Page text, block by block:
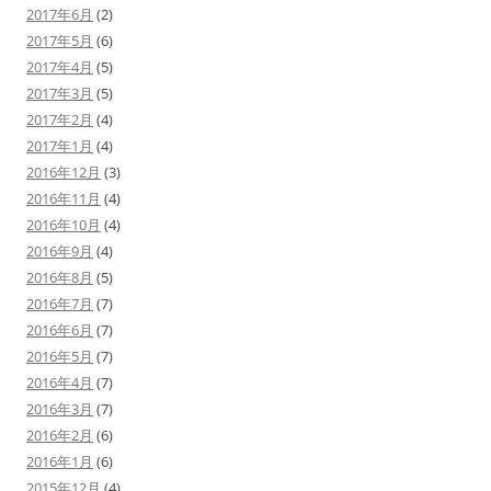
2017年6月 (2)
2017年5月 (6)
2017年4月 (5)
2017年3月 (5)
2017年2月 (4)
2017年1月 (4)
2016年12月 (3)
2016年11月 (4)
2016年10月 (4)
2016年9月 (4)
2016年8月 (5)
2016年7月 (7)
2016年6月 (7)
2016年5月 (7)
2016年4月 (7)
2016年3月 (7)
2016年2月 (6)
2016年1月 (6)